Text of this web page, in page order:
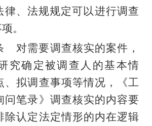
律、法规规定可以进行调查
。
对需要调查核实的案件，
究确定被调查人的基本情
、拟调查事项等情况 ，
《工
笔录》 调查核实的内容要
除认定法定情形的内在逻辑